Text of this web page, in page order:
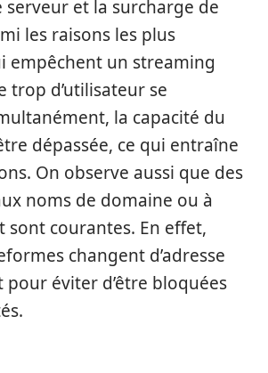
serveur et la surcharge de
les raisons les plus
empêchent un streaming
trop d’utilisateur se
la capacité du
dépassée, ce qui entraîne
On observe aussi que des
noms de domaine ou à
sont courantes. En effet,
changent d’adresse
éviter d’être bloquées